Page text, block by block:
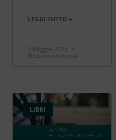
LEGGI TUTTO »
2 Maggio 2025
Nessun commento
LIBRI